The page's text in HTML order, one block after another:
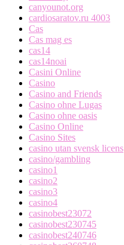
canyounot.org
cardiosaratov.ru 4003
Cas
Cas mag es
cas14
cas14noai
Casini Online
Casino
Casino and Friends
Casino ohne Lugas
Casino ohne oasis
Casino Online
Casino Sites
casino utan svensk licens
casino/gambling
casino1
casino2
casino3
casino4
casinobest23072
casinobest230745
casinobest240746